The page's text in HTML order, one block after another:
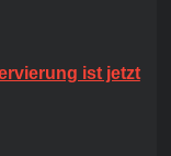
ist jetzt